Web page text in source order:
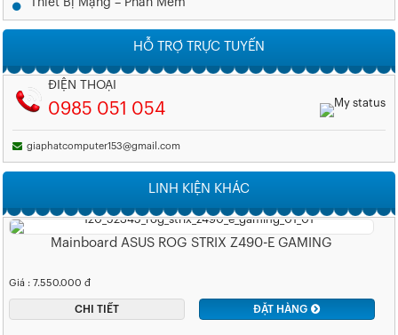
Thiết Bị Mạng – Phần Mềm
HỖ TRỢ TRỰC TUYẾN
ĐIỆN THOẠI
0985 051 054
giaphatcomputer153@gmail.com
LINH KIỆN KHÁC
Mainboard ASUS ROG STRIX Z490-E GAMING
Giá : 7.550.000 đ
CHI TIẾT ĐẶT HÀNG